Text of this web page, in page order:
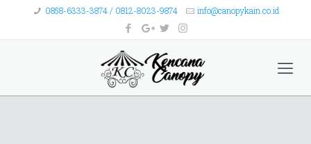
0858-6333-3874 / 0812-8023-9874 info@canopykain.co.id